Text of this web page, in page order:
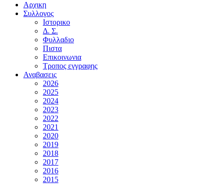
Αρχικη
Συλλογος
Ιστορικο
Δ. Σ.
Φυλλαδιο
Πιστα
Επικοινωνια
Τροπος εγγραφης
Αναβασεις
2026
2025
2024
2023
2022
2021
2020
2019
2018
2017
2016
2015